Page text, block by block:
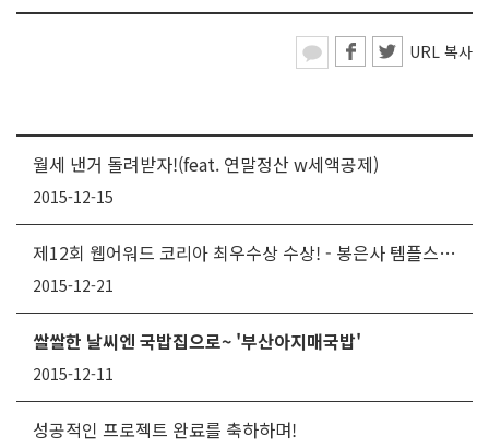
URL 복사
월세 낸거 돌려받자!(feat. 연말정산 w세액공제)
2015-12-15
제12회 웹어워드 코리아 최우수상 수상! - 봉은사 템플스테이
2015-12-21
쌀쌀한 날씨엔 국밥집으로~ '부산아지매국밥'
2015-12-11
성공적인 프로젝트 완료를 축하하며!